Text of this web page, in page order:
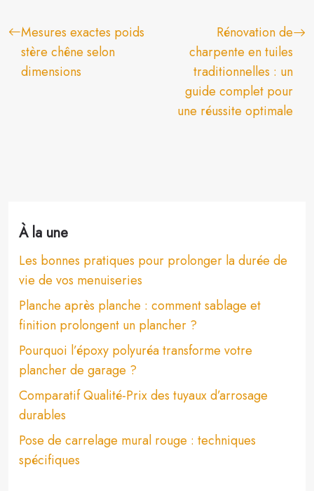
Mesures exactes poids
stère chêne selon
dimensions
Rénovation de
charpente en tuiles
traditionnelles : un
guide complet pour
une réussite optimale
À la une
Les bonnes pratiques pour prolonger la durée de
vie de vos menuiseries
Planche après planche : comment sablage et
finition prolongent un plancher ?
Pourquoi l’époxy polyuréa transforme votre
plancher de garage ?
Comparatif Qualité-Prix des tuyaux d’arrosage
durables
Pose de carrelage mural rouge : techniques
spécifiques